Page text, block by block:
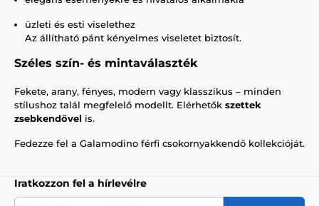
üzleti és esti viselethez
Az állítható pánt kényelmes viseletet biztosít.
Széles szín- és mintaválaszték
Fekete, arany, fényes, modern vagy klasszikus – minden
stílushoz talál megfelelő modellt. Elérhetők szettek
zsebkendővel is.
Fedezze fel a Galamodino férfi csokornyakkendő kollekcióját.
Iratkozzon fel a hírlevélre